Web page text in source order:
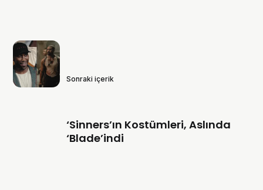
Sonraki içerik
‘Sinners’ın Kostümleri, Aslında
‘Blade’indi